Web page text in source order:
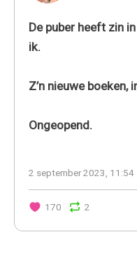
De puber heeft zin
ik.
Z’n nieuwe boeken,
Ongeopend.
2 september 2023, 11:54
170 2